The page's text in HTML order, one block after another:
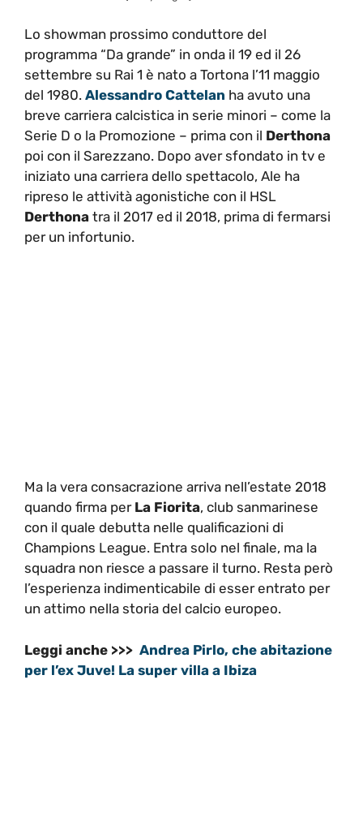
Lo showman prossimo conduttore del
programma “Da grande” in onda il 19 ed il 26
settembre su Rai 1 è nato a Tortona l’11 maggio
del 1980. Alessandro Cattelan ha avuto una
breve carriera calcistica in serie minori – come la
Serie D o la Promozione – prima con il Derthona
poi con il Sarezzano. Dopo aver sfondato in tv e
iniziato una carriera dello spettacolo, Ale ha
ripreso le attività agonistiche con il HSL
Derthona tra il 2017 ed il 2018, prima di fermarsi
per un infortunio.
Ma la vera consacrazione arriva nell’estate 2018
quando firma per La Fiorita, club sanmarinese
con il quale debutta nelle qualificazioni di
Champions League. Entra solo nel finale, ma la
squadra non riesce a passare il turno. Resta però
l’esperienza indimenticabile di esser entrato per
un attimo nella storia del calcio europeo.
Leggi anche >>> Andrea Pirlo, che abitazione
per l’ex Juve! La super villa a Ibiza